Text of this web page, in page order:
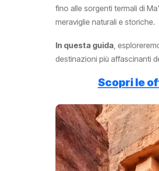
fino alle sorgenti termali di
meraviglie naturali e storiche.
In questa guida,
destinazioni più affascinanti
Scopri le